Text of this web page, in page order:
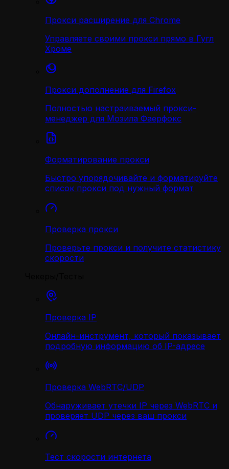
Прокси расширение для Chrome
Управляете своими прокси прямо в Гугл
Хроме
Прокси дополнение для Firefox
Полностью настраиваемый прокси-
менеджер для Мозила Фаерфокс
Форматирование прокси
Быстро упорядочивайте и форматируйте
список прокси под нужный формат
Проверка прокси
Проверьте прокси и получите статистику
скорости
Проверка IP
Онлайн-инструмент, который показывает
подробную информацию об IP-адресе
Проверка WebRTC/UDP
Обнаруживает утечки IP через WebRTC и
проверяет UDP через ваш прокси
Тест скорости интернета